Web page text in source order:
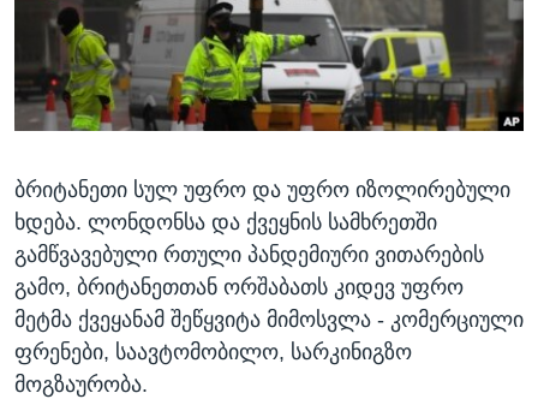
ᲡᲢᲣᲓᲘᲐ ᲕᲐᲨᲘᲜᲒᲢᲝᲜᲘ
ᲔᲙᲝᲜᲝᲛᲘᲙᲐ
ᲯᲐᲜᲛᲠᲗᲔᲚᲝᲑᲐ
ᲛᲔᲪᲜᲘᲔᲠᲔᲑᲐ
ᲙᲣᲚᲢᲣᲠᲐ
ᲒᲐᲚᲘᲚᲔᲝ
ᲓᲔᲖᲘᲜᲤᲝᲠᲛᲐᲪᲘᲐ
Learning English
ᲗᲕᲐᲚᲘ ᲒᲕᲐᲓᲔᲕᲜᲔᲗ
ენები
ბრიტანეთი სულ უფრო და უფრო იზოლირებული
ხდება. ლონდონსა და ქვეყნის სამხრეთში
გამწვავებული რთული პანდემიური ვითარების
გამო, ბრიტანეთთან ორშაბათს კიდევ უფრო
მეტმა ქვეყანამ შეწყვიტა მიმოსვლა - კომერციული
ფრენები, საავტომობილო, სარკინიგზო
მოგზაურობა.